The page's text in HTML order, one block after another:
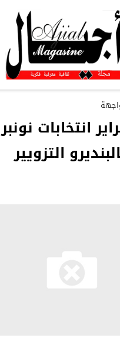
20 فبراير انتخابات نونبر
التزويير